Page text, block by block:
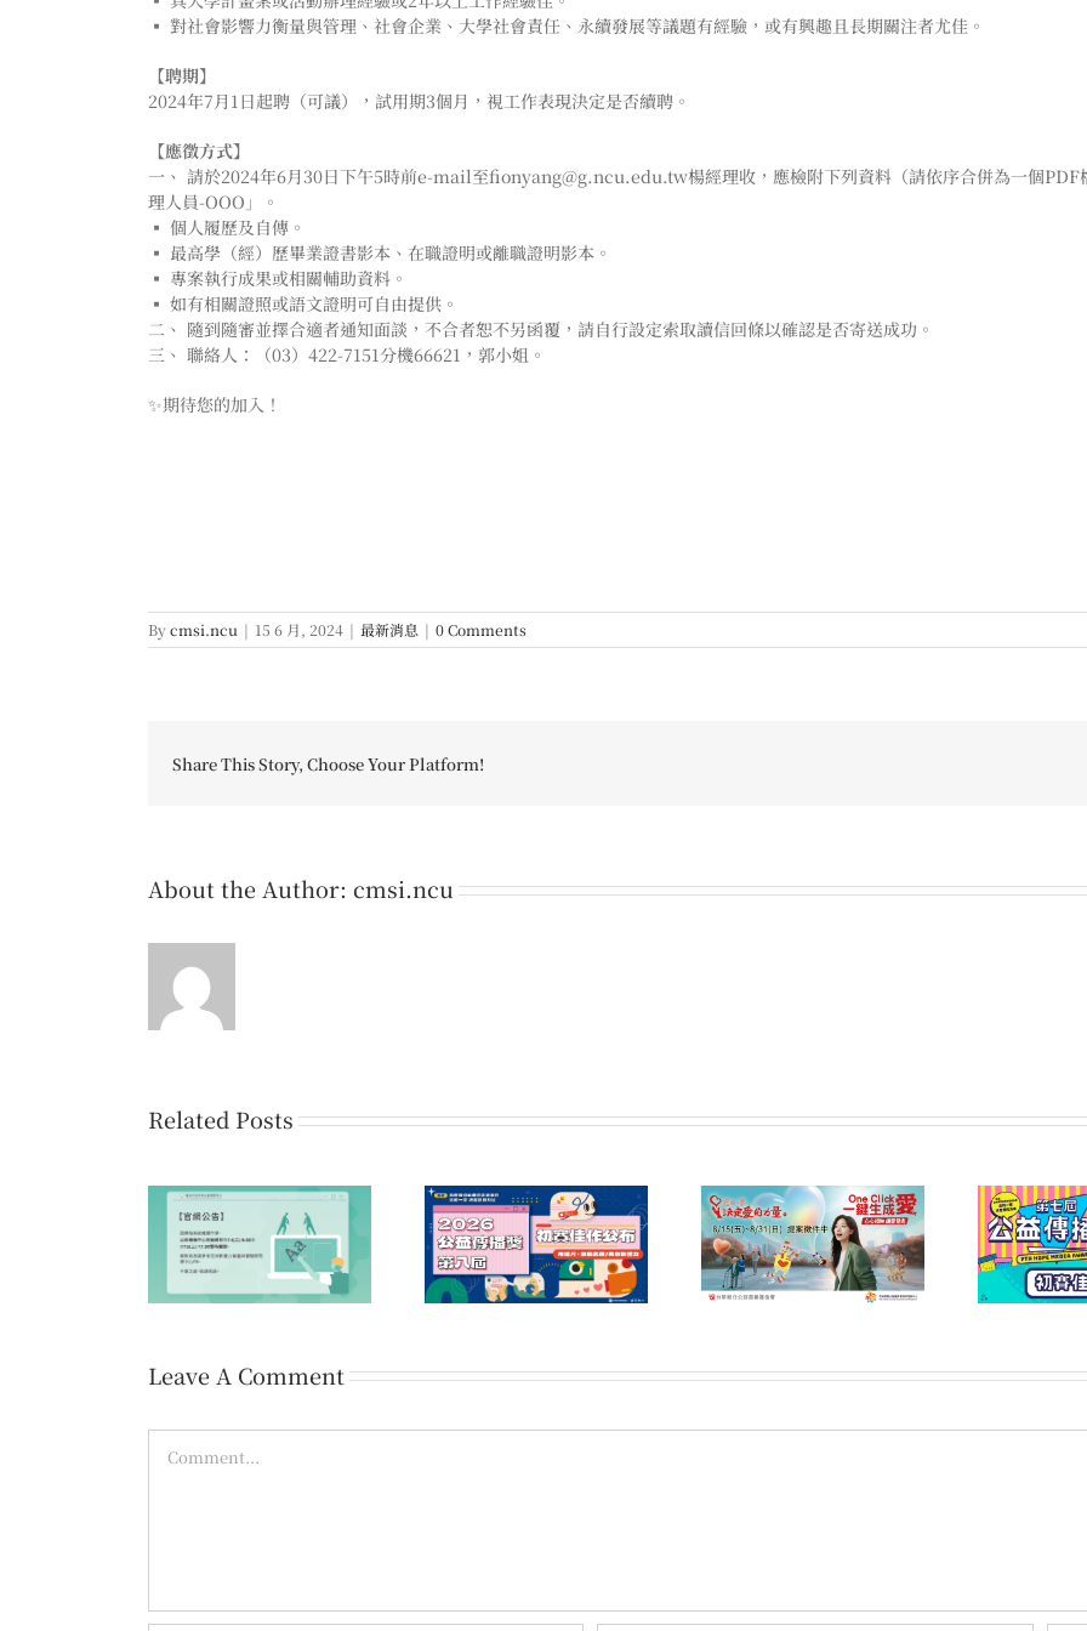
▪️ 對社會影響力衡量與管理、社會企業、大學社會責任、永續發展等議題有經驗，或有興趣且長期關注者尤佳。
【聘期】
2024年7月1日起聘（可議），試用期3個月，視工作表現決定是否續聘。
【應徵方式】
一、 請於2024年6月30日下午5時前e-mail至fionyang@g.ncu.edu.tw楊經理收，應檢附下列資料（請依序合併為一個PDF
理人員-OOO」。
▪️ 個人履歷及自傳。
▪️ 最高學（經）歷畢業證書影本、在職證明或離職證明影本。
▪️ 專案執行成果或相關輔助資料。
▪️ 如有相關證照或語文證明可自由提供。
二、 隨到隨審並擇合適者通知面談，不合者恕不另函覆，請自行設定索取讀信回條以確認是否寄送成功。
三、 聯絡人：（03）422-7151分機66621，郭小姐。
✨期待您的加入！
Bycmsi.ncu | 15 6 月, 2024 | 最新消息 | 0 Comments
Share This Story, Choose Your Platform!
About the Author: cmsi.ncu
Related Posts
第八屆公益傳播獎 初賽
佳作名單公告
第16屆「您的一票，決定
愛的力量」公益傳播領域
提案開放公告
第七屆公益傳播獎 初賽
佳作名單公告
第
Leave A Comment